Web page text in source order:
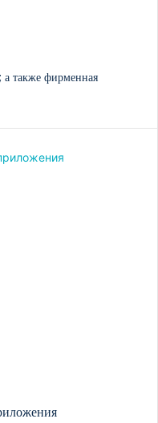
а также фирменная